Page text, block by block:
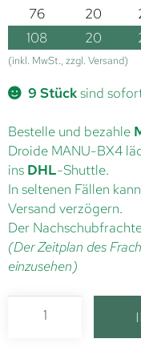
76
20
108
20
(inkl. MwSt., zzgl. Versand)
9 Stücksind
Bestelle und bezahle
Droide MANU-BX4
ins DHL-Shuttle.
In seltenen Fällen
Versand verzögern.
Der
(Der Zeitplan des
einzusehen)